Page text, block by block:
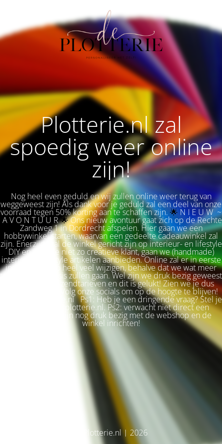
Plotterie.nl zal
spoedig weer online
zijn!
Nog heel even geduld en wij zullen online weer terug van
weggeweest zijn! Als dank voor je geduld zal een deel van onze
voorraad tegen 50% korting aan te schaffen zijn. 🌟 N I E U W ~
A V O N T U U R🌟Ons nieuw avontuur gaat zich op de Rechte
Zandweg 1 in Dordrecht afspelen. Hier gaan we een
hobbywinkel starten, waarvan een gedeelte cadeauwinkel zal
zijn. Enerzijds zal de winkel gericht zijn op interieur- en lifestyle
DIY en voor de niet zo creatieve klant, gaan we (handmade)
interieur & lifestyle artikelen aanbieden. Online zal er in eerste
instantie niet zo heel veel wijzigen, behalve dat we wat meer
terug naar de basis zullen gaan. Wel zijn we druk bezig geweest
met betere verzendtarieven en dit is gelukt! Zien we je dus
snel weer terug? Volg onze socials om op de hoogte te blijven!
Liefs, Ilse. Plotterie.nl Ps1: Heb je een dringende vraag? Stel je
vraag via info@plotterie.nl. Ps2: verwacht niet direct een
antwoord. We zijn nog druk bezig met de webshop en de
winkel inrichten!
© Plotterie.nl | 2026